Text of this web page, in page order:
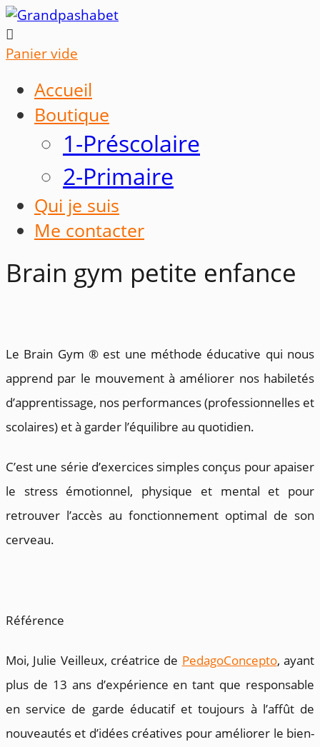

Panier vide
Accueil
Boutique
1-Préscolaire
2-Primaire
Qui je suis
Me contacter
Brain gym petite enfance
Le Brain Gym ® est une méthode éducative qui nous
apprend par le mouvement à améliorer nos habiletés
d’apprentissage, nos performances (professionnelles et
scolaires) et à garder l’équilibre au quotidien.
C’est une série d’exercices simples conçus pour apaiser
le stress émotionnel, physique et mental et pour
retrouver l’accès au fonctionnement optimal de son
cerveau.
Référence
Moi, Julie Veilleux, créatrice de PedagoConcepto, ayant
plus de 13 ans d’expérience en tant que responsable
en service de garde éducatif et toujours à l’affût de
nouveautés et d’idées créatives pour améliorer le bien-